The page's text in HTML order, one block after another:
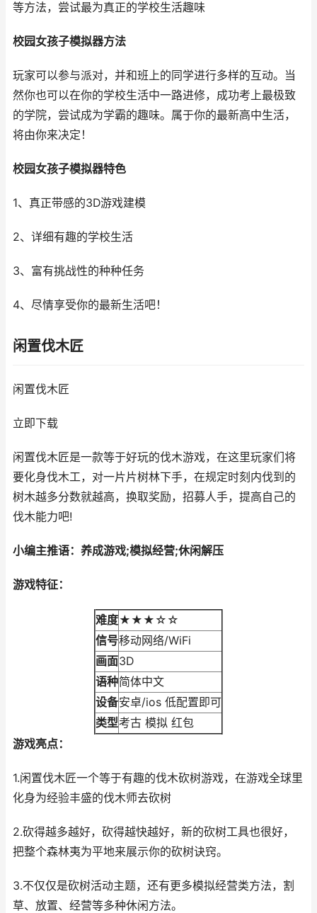
等方法，尝试最为真正的学校生活趣味
校园女孩子模拟器方法
玩家可以参与派对，并和班上的同学进行多样的互动。当
然你也可以在你的学校生活中一路进修，成功考上最极致
的学院，尝试成为学霸的趣味。属于你的最新高中生活，
将由你来决定！
校园女孩子模拟器特色
1、真正带感的3D游戏建模
2、详细有趣的学校生活
3、富有挑战性的种种任务
4、尽情享受你的最新生活吧！
闲置伐木匠
闲置伐木匠
立即下载
闲置伐木匠是一款等于好玩的伐木游戏，在这里玩家们将
要化身伐木工，对一片片树林下手，在规定时刻内伐到的
树木越多分数就越高，换取奖励，招募人手，提高自己的
伐木能力吧!
小编主推语：养成游戏;模拟经营;休闲解压
游戏特征：
难度★★★☆☆
信号移动网络/WiFi
画面3D
语种简体中文
设备安卓/ios 低配置即可
类型考古 模拟 红包
游戏亮点：
1.闲置伐木匠一个等于有趣的伐木砍树游戏，在游戏全球里
化身为经验丰盛的伐木师去砍树
2.砍得越多越好，砍得越快越好，新的砍树工具也很好，
把整个森林夷为平地来展示你的砍树诀窍。
3.不仅仅是砍树活动主题，还有更多模拟经营类方法，割
草、放置、经营等多种休闲方法。